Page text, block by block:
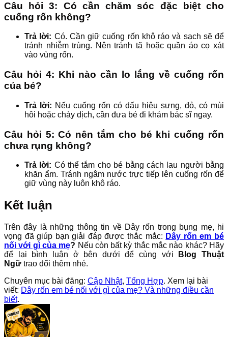
Câu hỏi 3: Có cần chăm sóc đặc biệt cho
cuống rốn không?
Trả lời: Có. Cần giữ cuống rốn khô ráo và sạch sẽ để
tránh nhiễm trùng. Nên tránh tã hoặc quần áo cọ xát
vào vùng rốn.
Câu hỏi 4: Khi nào cần lo lắng về cuống rốn
của bé?
Trả lời: Nếu cuống rốn có dấu hiệu sưng, đỏ, có mùi
hôi hoặc chảy dịch, cần đưa bé đi khám bác sĩ ngay.
Câu hỏi 5: Có nên tắm cho bé khi cuống rốn
chưa rụng không?
Trả lời: Có thể tắm cho bé bằng cách lau người bằng
khăn ẩm. Tránh ngâm nước trực tiếp lên cuống rốn để
giữ vùng này luôn khô ráo.
Kết luận
Trên đây là những thông tin về Dây rốn trong bụng mẹ, hi
vọng đã giúp bạn giải đáp được thắc mắc: Dây rốn em bé
nối với gì của mẹ? Nếu còn bất kỳ thắc mắc nào khác? Hãy
để lại bình luận ở bên dưới để cùng với
Blog Thuật
Ngữ trao đổi thêm nhé.
Chuyên mục bài đăng: Cập Nhật, Tổng Hợp. Xem lại bài
viết: Dây rốn em bé nối với gì của mẹ? Và những điều cần
biết.